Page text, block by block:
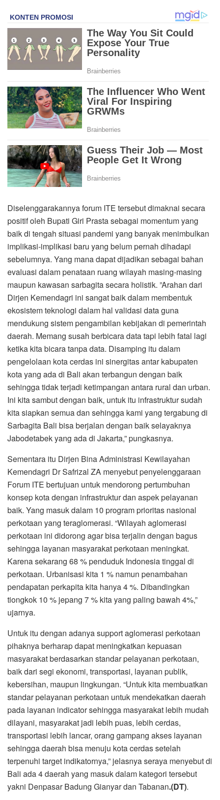
Diselenggarakannya forum ITE tersebut dimaknai secara
positif oleh Bupati Giri Prasta sebagai momentum yang
baik di tengah situasi pandemi yang banyak menimbulkan
implikasi-implikasi baru yang belum pernah dihadapi
sebelumnya. Yang mana dapat dijadikan sebagai bahan
evaluasi dalam penataan ruang wilayah masing-masing
maupun kawasan sarbagita secara holistik. ”Arahan dari
Dirjen Kemendagri ini sangat baik dalam membentuk
ekosistem teknologi dalam hal validasi data guna
mendukung sistem pengambilan kebijakan di pemerintah
daerah. Memang susah berbicara data tapi lebih fatal lagi
ketika kita bicara tanpa data. Disamping itu dalam
pengelolaan kota cerdas ini sinergitas antar kabupaten
kota yang ada di Bali akan terbangun dengan baik
sehingga tidak terjadi ketimpangan antara rural dan urban.
Ini kita sambut dengan baik, untuk itu infrastruktur sudah
kita siapkan semua dan sehingga kami yang tergabung di
Sarbagita Bali bisa berjalan dengan baik selayaknya
Jabodetabek yang ada di Jakarta,” pungkasnya.
Sementara itu Dirjen Bina Administrasi Kewilayahan
Kemendagri Dr Safrizal ZA menyebut penyelenggaraan
Forum ITE bertujuan untuk mendorong pertumbuhan
konsep kota dengan infrastruktur dan aspek pelayanan
baik. Yang masuk dalam 10 program prioritas nasional
perkotaan yang teraglomerasi. “Wilayah aglomerasi
perkotaan ini didorong agar bisa terjalin dengan bagus
sehingga layanan masyarakat perkotaan meningkat.
Karena sekarang 68 % penduduk Indonesia tinggal di
perkotaan. Urbanisasi kita 1 % namun penambahan
pendapatan perkapita kita hanya 4 %. Dibandingkan
tiongkok 10 % jepang 7 % kita yang paling bawah 4%,”
ujarnya.
Untuk itu dengan adanya support aglomerasi perkotaan
pihaknya berharap dapat meningkatkan kepuasan
masyarakat berdasarkan standar pelayanan perkotaan,
baik dari segi ekonomi, transportasi, layanan publik,
kebersihan, maupun lingkungan. “Untuk kita membuatkan
standar pelayanan perkotaan untuk mendekatkan daerah
pada layanan indicator sehingga masyarakat lebih mudah
dilayani, masyarakat jadi lebih puas, lebih cerdas,
transportasi lebih lancar, orang gampang akses layanan
sehingga daerah bisa menuju kota cerdas setelah
terpenuhi target indikatornya,” jelasnya seraya menyebut di
Bali ada 4 daerah yang masuk dalam kategori tersebut
yakni Denpasar Badung Gianyar dan Tabanan.(DT).